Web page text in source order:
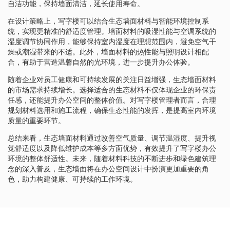
自洁功能，保持墙面清洁，延长使用寿命。
在设计策略上，写字楼可以结合生态墙面材料与智能环境控制系
统，实现更精准的舒适度管理。墙面材料的吸湿性能与空调系统的
湿度调节协同作用，能够保持室内湿度在理想范围内，避免空气干
燥或潮湿带来的不适。此外，墙面材料的热性能与照明设计相配
合，有助于营造温馨自然的光环境，进一步提升办公体验。
随着企业对员工健康和可持续发展的关注日益增强，生态墙面材料
的市场需求持续增长。选择适合的生态材料不仅体现企业的环保责
任感，还能提升办公空间的整体价值。对写字楼管理者而言，合理
规划材料选用和施工流程，确保生态性能的发挥，是提高室内环境
质量的重要环节。
总结来看，生态墙面材料通过改善空气质量、调节温湿度、提升视
觉舒适度以及降低维护成本等多方面优势，有效提升了写字楼办公
环境的整体舒适性。未来，随着材料科技的不断进步和绿色建筑理
念的深入普及，生态墙面将在办公空间设计中扮演更加重要的角
色，助力构建健康、可持续的工作环境。